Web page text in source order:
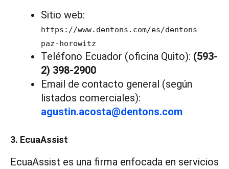
Sitio web:
https://www.dentons.com/es/dentons-
paz-horowitz
Teléfono Ecuador (oficina Quito): (593-
2) 398-2900
Email de contacto general (según
listados comerciales):
agustin.acosta@dentons.com
3. EcuaAssist
EcuaAssist es una firma enfocada en servicios